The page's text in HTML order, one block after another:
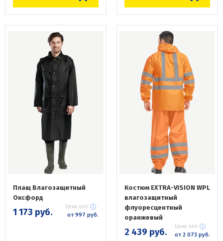
Плащ Влагозащитный
Оксфорд
1 173 руб. Цена опт:
от 997 руб.
Костюм EXTRA-VISION WPL
влагозащитный
флуоресцентный
оранжевый
2 439 руб. Цена опт:
от 2 073 руб.